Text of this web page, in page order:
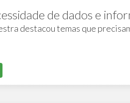
de dados e
destacou temas que